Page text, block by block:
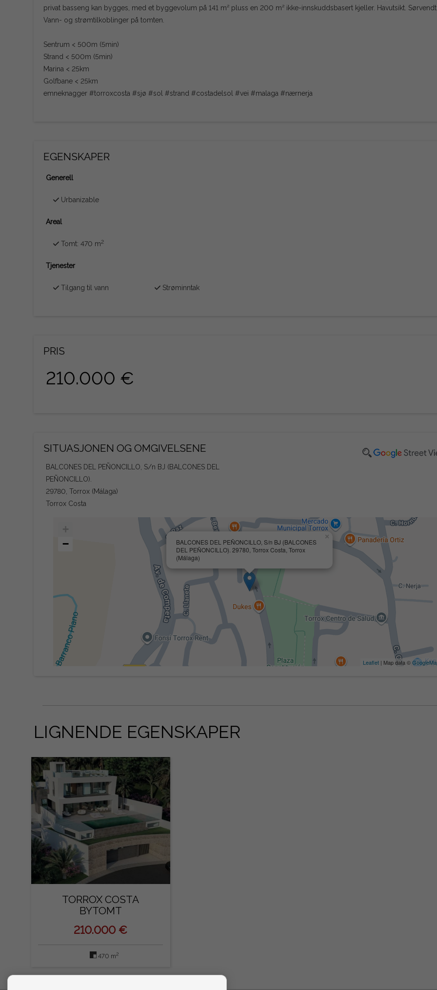
privat basseng kan bygges, med et byggevolum på 141 m² pluss en 200 m² ikke-innskuddsbasert kjeller. Havutsikt.
Vann- og strømtilkoblinger på tomten.
Sentrum < 500m (5min)
Strand < 500m (5min)
Marina < 25km
Golfbane < 25km
emneknagger #torroxcosta #sjø #sol #strand #costadelsol #vei #malaga #nærnerja
EGENSKAPER
Generell
Urbanizable
Areal
Tomt: 470 m2
Tjenester
Tilgang til vann Strøminntak
PRIS
210.000 €
SITUASJONEN OG OMGIVELSENE
BALCONES DEL PEÑONCILLO, S/n BJ (BALCONES DEL
PEÑONCILLO).
29780, Torrox (Málaga)
Torrox Costa
BALCONES DEL PEÑONCILLO, S/n BJ (BALCONES
DEL PEÑONCILLO). 29780, Torrox Costa, Torrox
(Málaga)
×
−
Leaflet | Map data ©
LIGNENDE EGENSKAPER
TORROX COSTA
BYTOMT
210.000 €
470 m2